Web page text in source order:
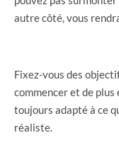
autre côté, vous
Fixez-vous des
commencer et de
toujours adapté à ce
réaliste.